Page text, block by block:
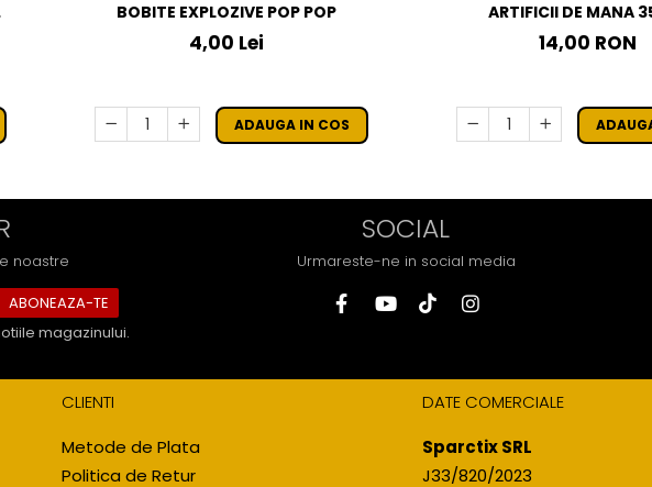
BOBITE EXPLOZIVE POP POP
4,00 Lei
ADAUGA IN COS
ARTIFICII DE MANA
14,00 RON
noastre
magazinului.
SOCIAL
Urmareste-ne in social media
CLIENTI
Metode de Plata
Politica de Retur
DATE COMERCIALE
Sparctix SRL
J33/820/2023